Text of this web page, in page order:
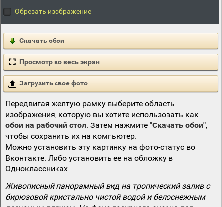
Обрезать изображение
Скачать обои
Просмотр во весь экран
Загрузить свое фото
Передвигая желтую рамку выберите область
изображения, которую вы хотите использовать как
обои на рабочий стол. Затем нажмите "Скачать обои",
чтобы сохранить их на компьютер.
Можно установить эту картинку на фото-статус во
Вконтакте. Либо установить ее на обложку в
Одноклассниках
Живописный панорамный вид на тропический залив с
бирюзовой кристально чистой водой и белоснежным